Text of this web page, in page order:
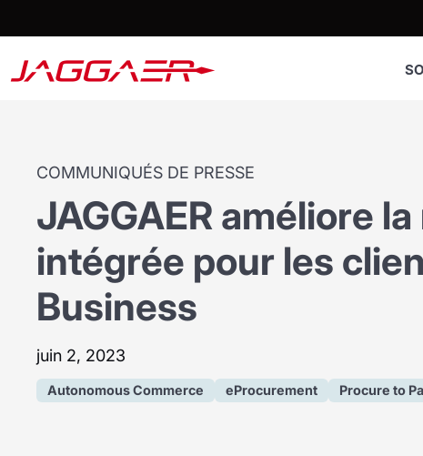
COMMUNIQUÉS DE PRESSE
JAGGAER améliore
intégrée pour les
Business
juin 2, 2023
Autonomous Commerce eProcurement Procure to